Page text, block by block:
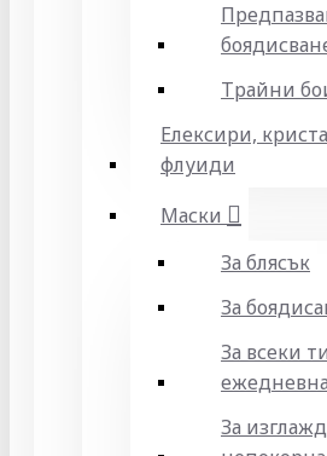
Трайни
Елексири,
флуиди
Маски
За блясък
За
За всеки
За